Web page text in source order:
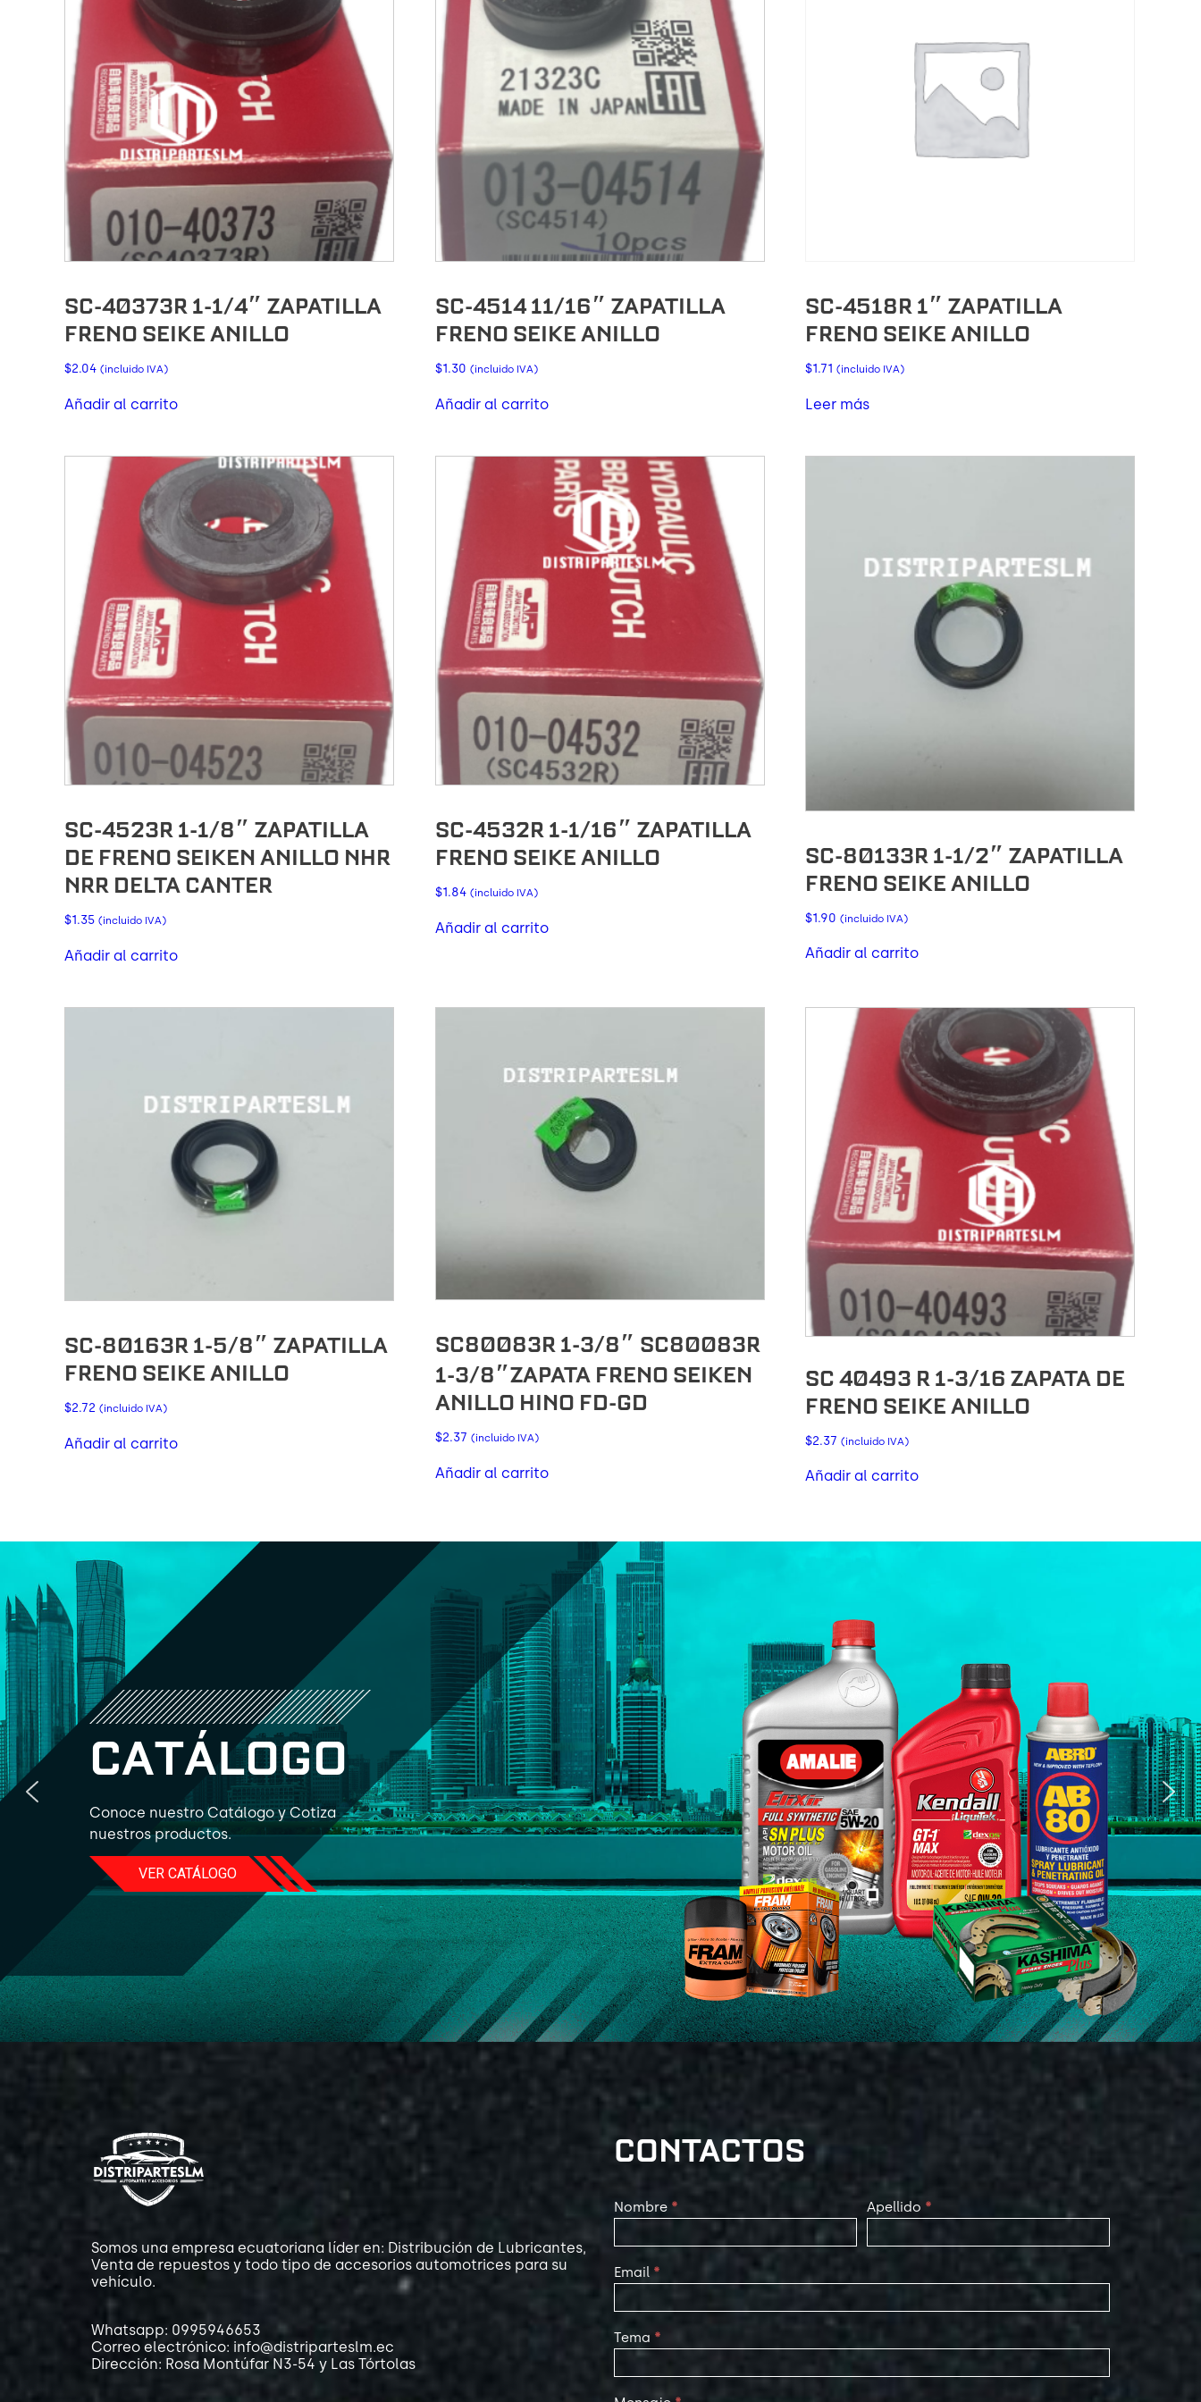
SC-40373R 1-1/4″ ZAPATILLA
FRENO SEIKE ANILLO
$2.04 (incluido IVA)
Añadir al carrito
SC-4514 11/16″ ZAPATILLA
FRENO SEIKE ANILLO
$1.30 (incluido IVA)
Añadir al carrito
SC-4518R 1″ ZAPATILLA
FRENO SEIKE ANILLO
$1.71 (incluido IVA)
Leer más
SC-4523R 1-1/8″ ZAPATILLA
DE FRENO SEIKEN ANILLO NHR
NRR DELTA CANTER
$1.35 (incluido IVA)
Añadir al carrito
SC-4532R 1-1/16″ ZAPATILLA
FRENO SEIKE ANILLO
$1.84 (incluido IVA)
Añadir al carrito
SC-80133R 1-1/2″ ZAPATILLA
FRENO SEIKE ANILLO
$1.90 (incluido IVA)
Añadir al carrito
SC-80163R 1-5/8″ ZAPATILLA
FRENO SEIKE ANILLO
$2.72 (incluido IVA)
Añadir al carrito
SC80083R 1-3/8″ SC80083R
1-3/8″ZAPATA FRENO SEIKEN
ANILLO HINO FD-GD
$2.37 (incluido IVA)
Añadir al carrito
SC 40493 R 1-3/16 ZAPATA DE
FRENO SEIKE ANILLO
$2.37 (incluido IVA)
Añadir al carrito
CATÁLOGO
Conoce nuestro Catálogo y Cotiza
nuestros productos.
VER CATÁLOGO
Somos una empresa ecuatoriana líder en: Distribución de Lubricantes,
Venta de repuestos y todo tipo de accesorios automotrices para su
vehículo.
Whatsapp: 0995946653
Correo electrónico: info@distriparteslm.ec
Dirección: Rosa Montúfar N3-54 y Las Tórtolas
CONTACTOS
Contact
Us
Nombre * Apellido *
Email *
Tema *